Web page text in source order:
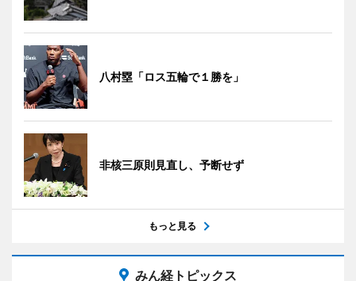
八村塁「ロス五輪で１勝を」
非核三原則見直し、予断せず
もっと見る
みん経トピックス